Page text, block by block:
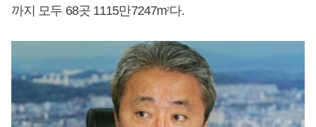
까지 모두 68곳 1115만7247m2다.